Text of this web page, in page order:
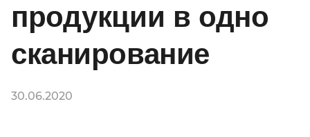
продукции в одно
сканирование
30.06.2020